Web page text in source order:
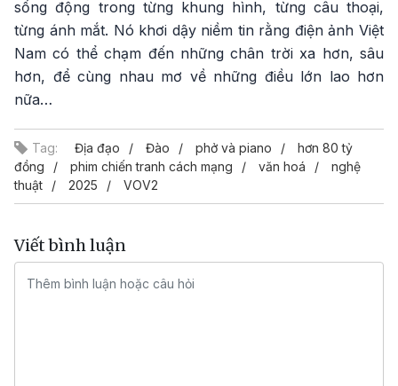
sống động trong từng khung hình, từng câu thoại,
từng ánh mắt. Nó khơi dậy niềm tin rằng điện ảnh Việt
Nam có thể chạm đến những chân trời xa hơn, sâu
hơn, để cùng nhau mơ về những điều lớn lao hơn
nữa…
Tag: Địa đạo Đào phở và piano
hơn 80 tỷ
đồng
phim chiến tranh cách mạng văn hoá
nghệ
thuật
2025 VOV2
Viết bình luận